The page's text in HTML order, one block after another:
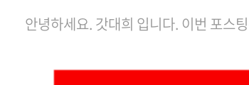
안녕하세요. 갓대희 입니다. 이번 포스